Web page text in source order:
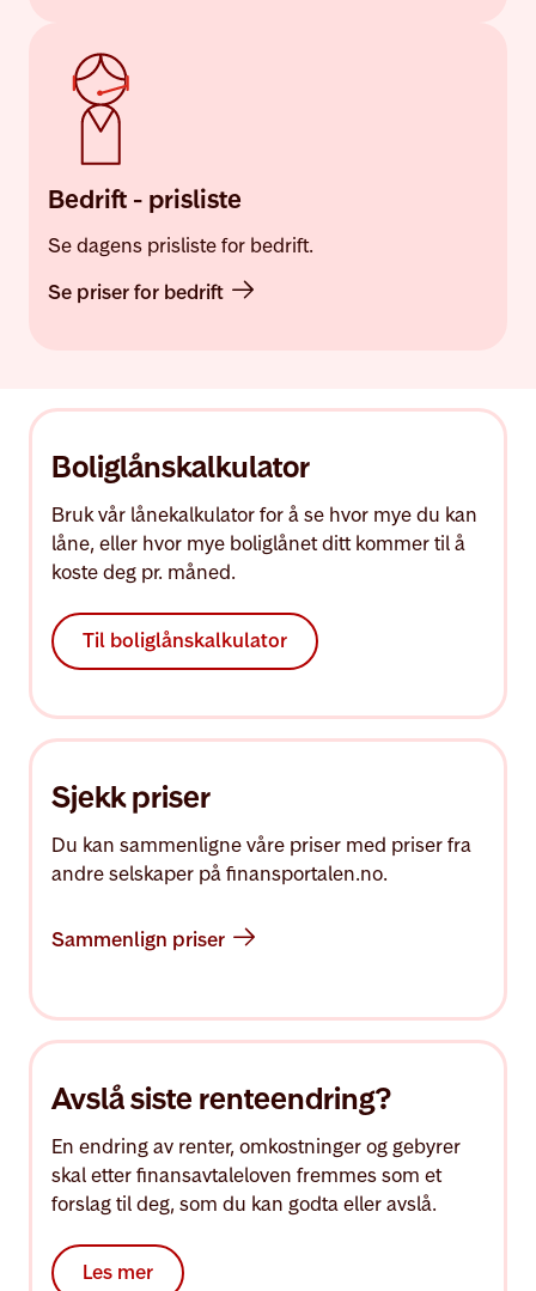
Bedrift - prisliste
Se dagens prisliste for bedrift.
Se priser for bedrift
Boliglånskalkulator
Bruk vår lånekalkulator for å se hvor mye du kan
låne, eller hvor mye boliglånet ditt kommer til å
koste deg pr. måned.
Til boliglånskalkulator
Sjekk priser
Du kan sammenligne våre priser med priser fra
andre selskaper på finansportalen.no.
Sammenlign priser
Avslå siste renteendring?
En endring av renter, omkostninger og gebyrer
skal etter finansavtaleloven fremmes som et
forslag til deg, som du kan godta eller avslå.
Les mer